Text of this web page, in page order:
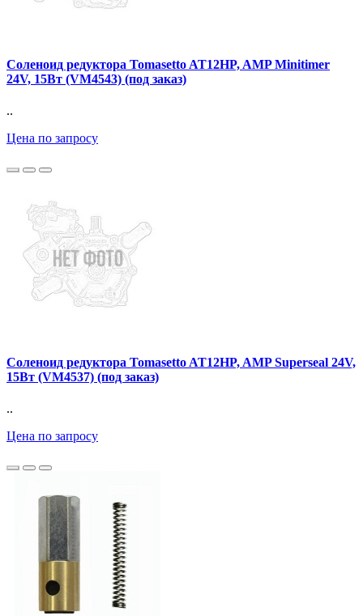
Соленоид редуктора Tomasetto AT12HP, AMP Minitimer
24V, 15Вт (VM4543) (под заказ)
..
Цена по запросу
Соленоид редуктора Tomasetto AT12HP, AMP Superseal 24V,
15Вт (VM4537) (под заказ)
..
Цена по запросу